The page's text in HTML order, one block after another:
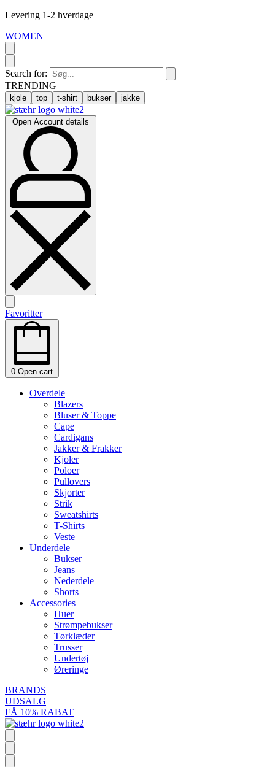
Levering 1-2 hverdage
WOMEN
Search for:
TRENDING
kjole top t-shirt bukser jakke
Open Account details
Favoritter
0 Open cart
Overdele
Blazers
Bluser & Toppe
Cape
Cardigans
Jakker & Frakker
Kjoler
Poloer
Pullovers
Skjorter
Strik
Sweatshirts
T-Shirts
Veste
Underdele
Bukser
Jeans
Nederdele
Shorts
Accessories
Huer
Strømpebukser
Tørklæder
Trusser
Undertøj
Øreringe
BRANDS
UDSALG
FÅ 10% RABAT